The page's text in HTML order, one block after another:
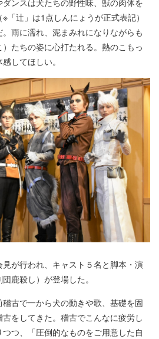
ンスは犬たちの野性味、獣の肉体を
「辻」は1点しんにょうが正式表記）
雨に濡れ、泥まみれになりながらも
たちの姿に心打たれる。熱のこもっ
してほしい。
が行われ、キャスト５名と脚本・演
鹿殺し）が登場した。
古で一から犬の動きや歌、基礎を固
をしてきた。稽古でこんなに疲労し
つ、「圧倒的なものをご用意した自